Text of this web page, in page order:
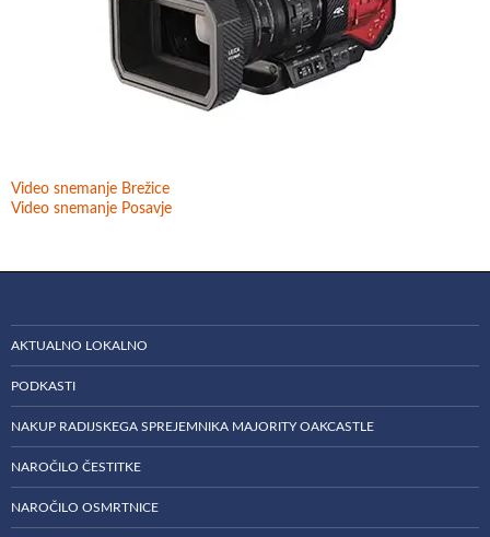
Video snemanje Brežice
Video snemanje Posavje
AKTUALNO LOKALNO
PODKASTI
NAKUP RADIJSKEGA SPREJEMNIKA MAJORITY OAKCASTLE
NAROČILO ČESTITKE
NAROČILO OSMRTNICE